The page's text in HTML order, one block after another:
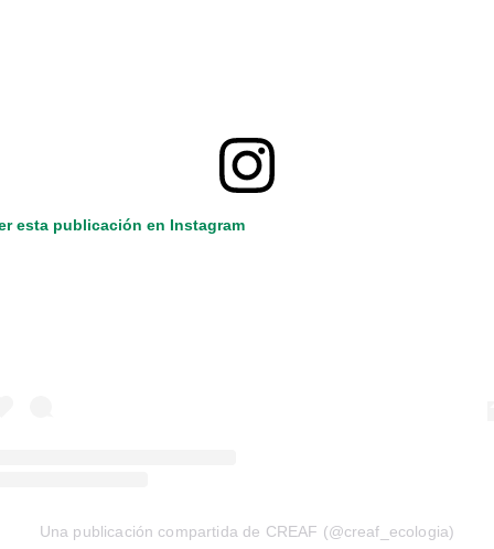
esta publicación en Instagram
Una publicación compartida de CREAF (@creaf_ecologia)